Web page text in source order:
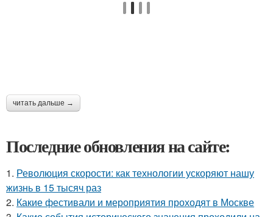
читать дальше →
Последние обновления на сайте:
1. Революция скорости: как технологии ускоряют нашу
жизнь в 15 тысяч раз
2. Какие фестивали и мероприятия проходят в Москве